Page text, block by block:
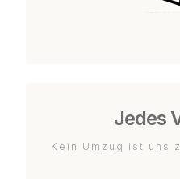
Jedes
Kein Umzug ist uns